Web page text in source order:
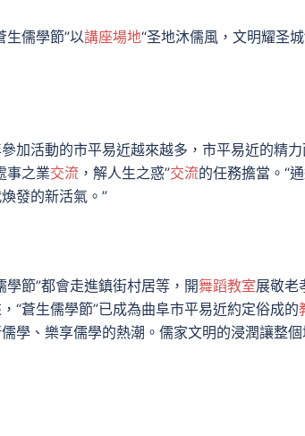
生儒學節”以講座場地“圣地沐儒風，文明耀圣
加活動的市平易近越來越多，市平易近的精
事之業交流 ，解人生之惑”交流的任務擔當。“
發的新活氣。”
節”都會走進鎮街村居等，開舞蹈教室展敬老
“蒼生儒學節”已成為曲阜市平易近約定俗成的
學、樂享儒學的熱潮。儒家文明的浸潤讓整